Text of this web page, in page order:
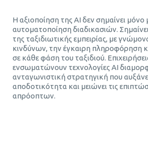
Η αξιοποίηση της AI δεν σημαίνει
αυτοματοποίηση διαδικασιών.
της ταξιδιωτικής εμπειρίας, με
κινδύνων, την έγκαιρη πληροφόρηση
σε κάθε φάση του ταξιδιού.
ενσωματώνουν τεχνολογίες AI
ανταγωνιστική στρατηγική που
αποδοτικότητα και μειώνει τις
απρόοπτων.